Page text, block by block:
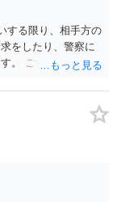
する限り、相手方の
をしたり、警察に
。 ご参考になれば